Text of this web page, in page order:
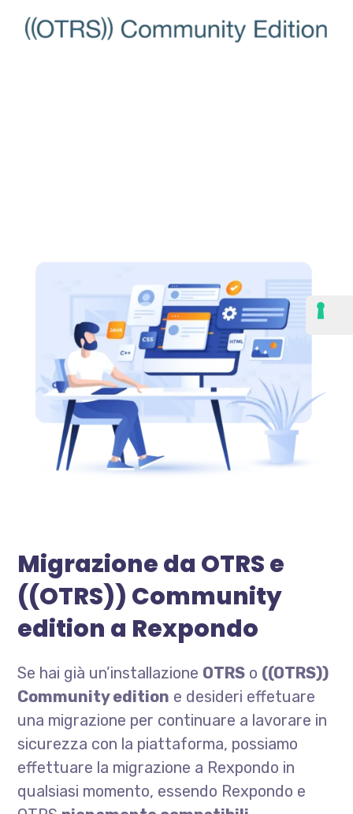
Migrazione da OTRS e
((OTRS)) Community
edition a Rexpondo
Se hai già un’installazione OTRS o ((OTRS))
Community edition e desideri effetuare
una migrazione per continuare a lavorare in
sicurezza con la piattaforma, possiamo
effettuare la migrazione a Rexpondo in
qualsiasi momento, essendo Rexpondo e